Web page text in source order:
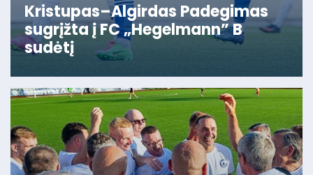
Kristupas–Algirdas Padegimas
sugrįžta į FC „Hegelmann” B
sudėtį